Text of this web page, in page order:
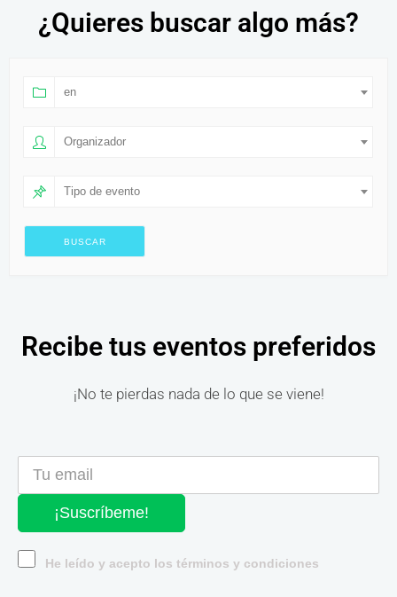
¿Quieres buscar algo más?
en
Organizador
Tipo de evento
Recibe tus eventos preferidos
¡No te pierdas nada de lo que se viene!
¡Suscríbeme!
He leído y acepto los términos y condiciones